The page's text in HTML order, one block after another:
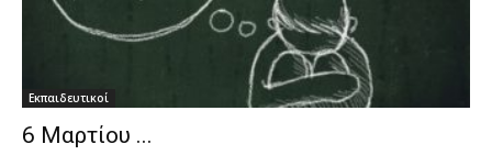
Εκπαιδευτικοί
6 Μαρτίου ...